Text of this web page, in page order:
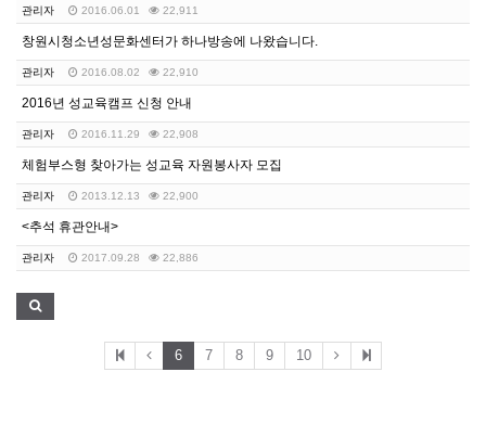
관리자 2016.06.01 22,911
창원시청소년성문화센터가 하나방송에 나왔습니다.
관리자 2016.08.02 22,910
2016년 성교육캠프 신청 안내
관리자 2016.11.29 22,908
체험부스형 찾아가는 성교육 자원봉사자 모집
관리자 2013.12.13 22,900
<추석 휴관안내>
관리자 2017.09.28 22,886
6 7 8 9 10